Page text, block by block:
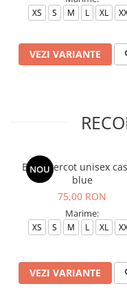
XS S M L XL
VEZI VARIANTE
NOU
Bluza tercot unisex
blue
75,00 RON
Marime:
XS S M L XL
VEZI VARIANTE